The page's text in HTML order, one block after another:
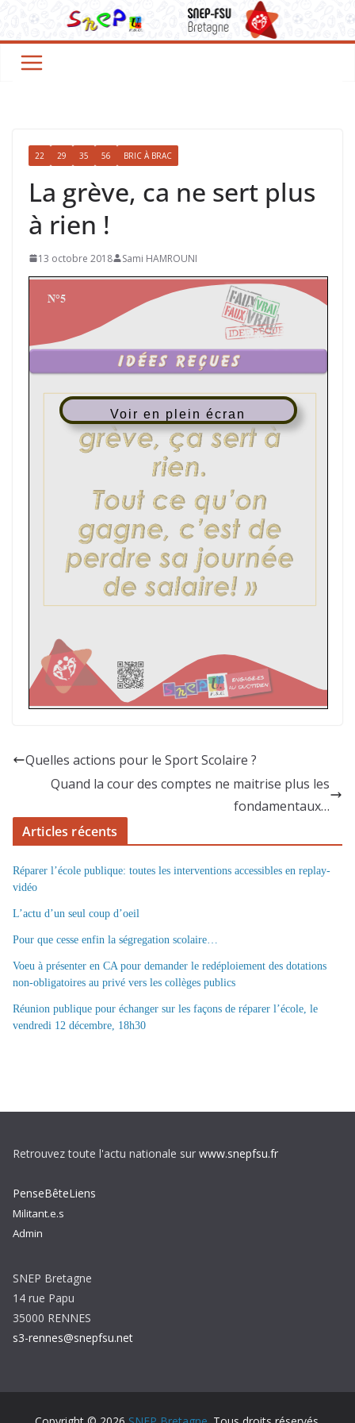
22 29 35 56 BRIC À BRAC
La grève, ca ne sert plus
à rien !
13 octobre 2018 Sami HAMROUNI
Voir en plein écran
Quelles actions pour le Sport Scolaire ?
Quand la cour des comptes ne maitrise plus les
fondamentaux…
Articles récents
Réparer l’école publique: toutes les interventions accessibles en replay-
vidéo
L’actu d’un seul coup d’oeil
Pour que cesse enfin la ségregation scolaire…
Voeu à présenter en CA pour demander le redéploiement des dotations
non-obligatoires au privé vers les collèges publics
Réunion publique pour échanger sur les façons de réparer l’école, le
vendredi 12 décembre, 18h30
Retrouvez toute l'actu nationale sur www.snepfsu.fr
PenseBêteLiens
Militant.e.s
Admin
SNEP Bretagne
14 rue Papu
35000 RENNES
s3-rennes@snepfsu.net